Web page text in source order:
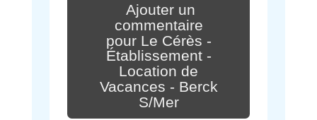
Ajouter un
commentaire
pour Le Cérès -
Établissement -
Location de
Vacances - Berck
S/Mer